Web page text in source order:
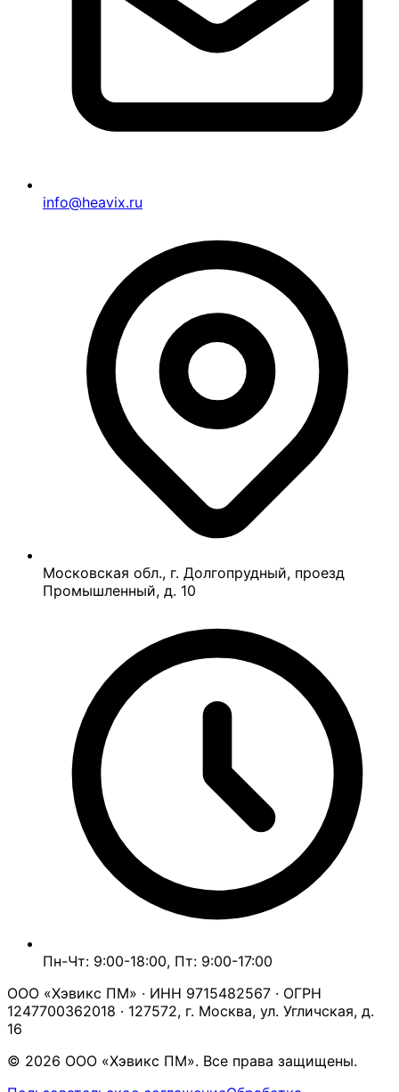
info@heavix.ru
Московская обл., г. Долгопрудный, проезд
Промышленный, д. 10
Пн-Чт: 9:00-18:00, Пт: 9:00-17:00
ООО «Хэвикс ПМ» · ИНН 9715482567 · ОГРН
1247700362018 · 127572, г. Москва, ул. Угличская, д.
16
© 2026 ООО «Хэвикс ПМ». Все права защищены.